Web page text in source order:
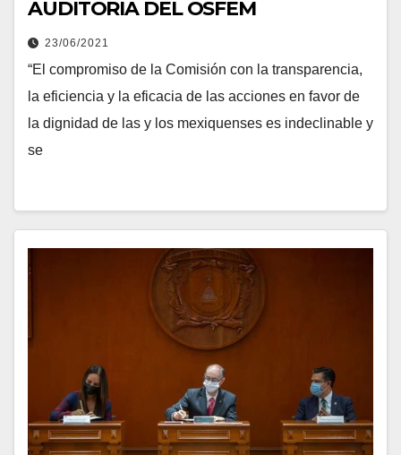
AUDITORIA DEL OSFEM
23/06/2021
“El compromiso de la Comisión con la transparencia,
la eficiencia y la eficacia de las acciones en favor de
la dignidad de las y los mexiquenses es indeclinable y
se